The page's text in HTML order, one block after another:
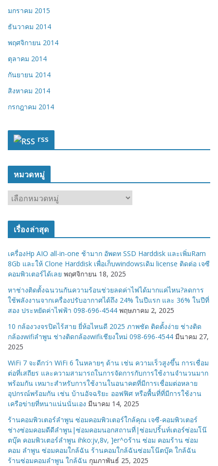
มกราคม 2015
ธันวาคม 2014
พฤศจิกายน 2014
ตุลาคม 2014
กันยายน 2014
สิงหาคม 2014
กรกฎาคม 2014
rss
หมวดหมู่
ว
มู่
เรื่องล่าสุด
เครื่องHp AIO all-in-one ช้ามาก อัพดท SSD Harddisk และเพิ่มRam
8Gb และให้ Clone Harddisk เพื่อเก็บwindowsเดิม license ติดต่อ เจซี
คอมพิวเตอร์ได้เลย พฤศจิกายน 18, 2025
หาช่างติดตั้งฉนวนกันความร้อนช่วยลดค่าไฟได้มากแค่ไหน?ลดการ
ใช้พลังงานจากเครื่องปรับอากาศได้ถึง 24% ในปีแรก และ 36% ในปีที่
สอง ประหยัดค่าไฟฟ้า 098-696-4544 พฤษภาคม 2, 2025
10 กล้องวงจรปิดไร้สาย ยี่ห้อไหนดี 2025 ภาพชัด ติดตั้งง่าย ช่างติด
กล้องwifiลำพูน ช่างติดกล้องwifiเชียงใหม่ 098-696-4544 มีนาคม 27,
2025
WiFi 7 จะดีกว่า WiFi 6 ในหลายๆ ด้าน เช่น ความเร็วสูงขึ้น การเชื่อม
ต่อที่เสถียร และความสามารถในการจัดการกับการใช้งานจำนวนมาก
พร้อมกัน เหมาะสำหรับการใช้งานในอนาคตที่มีการเชื่อมต่อหลาย
อุปกรณ์พร้อมกัน เช่น บ้านอัจฉริยะ ออฟฟิศ หรือพื้นที่ที่มีการใช้งาน
เครือข่ายที่หนาแน่นนั่นเอง มีนาคม 14, 2025
ร้านคอมพิวเตอร์ลำพูน ซ่อมคอมพิวเตอร์ใกล้คุณ เจซี-คอมพิวเตอร์
ช่างซ่อมคอมดีดีลำพูน|ซ่อมคอมนอกสถานที่|ซ่อมปริ้นท์เตอร์ซ่อมโน๊
ตบุ๊ค คอมพิวเตอร์ลำพูน ihko:jv,8v, ]er^oร้าน ซ่อม คอมร้าน ซ่อม
คอม ลำพูน ซ่อมคอมใกล้ฉัน ร้านคอมใกล้ฉันซ่อมโน๊ตบุ๊ค ใกล้ฉัน
ร้านซ่อมคอมลำพูน ใกล้ฉัน กุมภาพันธ์ 25, 2025